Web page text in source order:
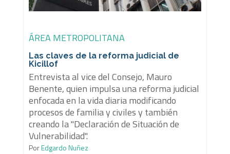
ÁREA METROPOLITANA
Las claves de la reforma judicial de
Kicillof
Entrevista al vice del Consejo, Mauro
Benente, quien impulsa una reforma judicial
enfocada en la vida diaria modificando
procesos de familia y civiles y también
creando la "Declaración de Situación de
Vulnerabilidad".
PorEdgardo Nuñez